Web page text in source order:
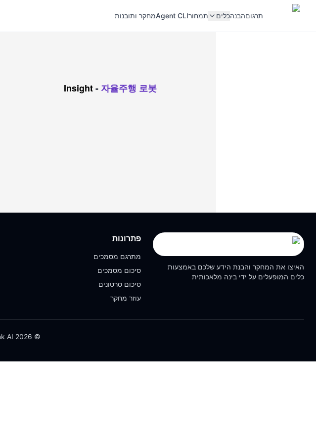
תרגוםהבנהכלים תמחורAgent CLIמחקר ותובנות
Insight- 자율주행 로봇
האיצו את המחקר והבנת הידע שלכם באמצעות
כלים המופעלים על ידי בינה מלאכותית
פתרונות
מתרגם מסמכים
סיכום מסמכים
סיכום סרטונים
עוזר מחקר
© 2026 Linnk AI. כל הזכויות שמורות.